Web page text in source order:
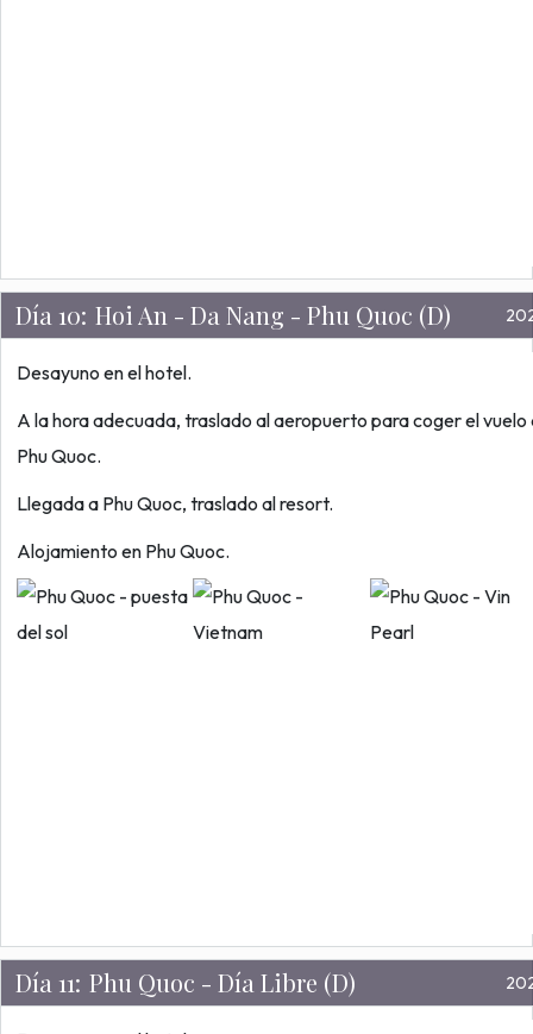
Día 10: Hoi An - Da Nang - Phu Quoc (D)
Desayuno en el hotel.
A la hora adecuada, traslado al aeropuerto para coger el vuelo
Phu Quoc.
Llegada a Phu Quoc, traslado al resort.
Alojamiento en Phu Quoc.
Día 11: Phu Quoc - Día Libre (D)